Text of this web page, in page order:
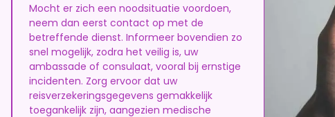
Mocht er zich een noodsituatie voordoen,
neem dan eerst contact op met de
betreffende dienst. Informeer bovendien zo
snel mogelijk, zodra het veilig is, uw
ambassade of consulaat, vooral bij ernstige
incidenten. Zorg ervoor dat uw
reisverzekeringsgegevens gemakkelijk
toegankelijk zijn, aangezien medische